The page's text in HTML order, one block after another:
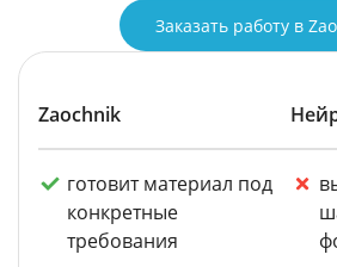
Заказать работу в
Zaochnik
готовит материал под
конкретные
требования